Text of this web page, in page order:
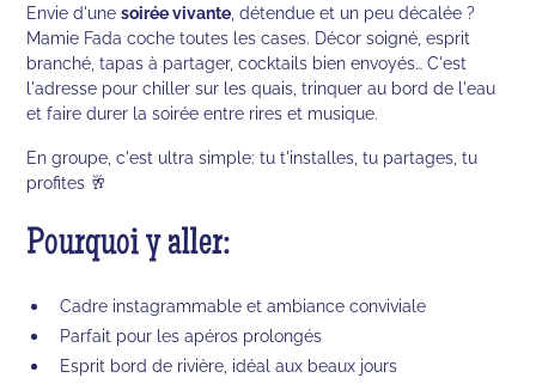
Envie d'unesoirée vivante , détendue et un peu décalée ?
Mamie Fada coche toutes les cases. Décor soigné, esprit
branché, tapas à partager, cocktails bien envoyés… C'est
l'adresse pour chiller sur les quais, trinquer au bord de l'eau
et faire durer la soirée entre rires et musique.
En groupe, c'est ultra simple: tu t'installes, tu partages, tu
profites 🥂
Pourquoi y aller:
Cadre instagrammable et ambiance conviviale
Parfait pour les apéros prolongés
Esprit bord de rivière, idéal aux beaux jours